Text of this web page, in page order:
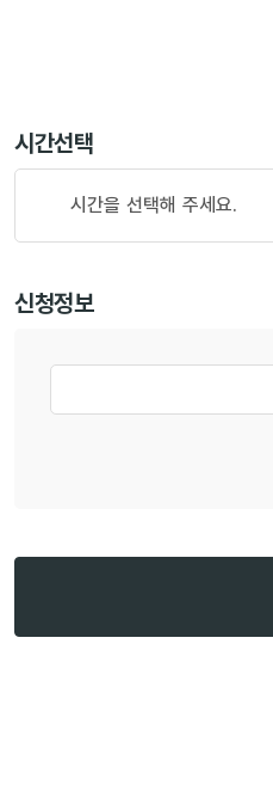
시간선택
시간을 선택해 주세요.
신청정보